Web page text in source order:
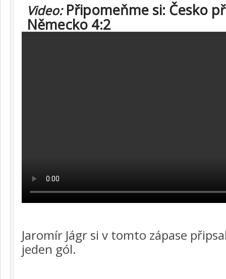
Video:Připomeňme si: Česko
Německo 4:2
Jaromír Jágr si v tomto zápase
jeden gól.